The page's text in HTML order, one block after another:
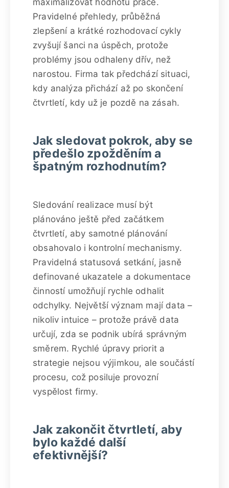
maximalizovat hodnotu práce.
Pravidelné přehledy, průběžná
zlepšení a krátké rozhodovací cykly
zvyšují šanci na úspěch, protože
problémy jsou odhaleny dřív, než
narostou. Firma tak předchází situaci,
kdy analýza přichází až po skončení
čtvrtletí, kdy už je pozdě na zásah.
Jak sledovat pokrok, aby se
předešlo zpožděním a
špatným rozhodnutím?
Sledování realizace musí být
plánováno ještě před začátkem
čtvrtletí, aby samotné plánování
obsahovalo i kontrolní mechanismy.
Pravidelná statusová setkání, jasně
definované ukazatele a dokumentace
činností umožňují rychle odhalit
odchylky. Největší význam mají data –
nikoliv intuice – protože právě data
určují, zda se podnik ubírá správným
směrem. Rychlé úpravy priorit a
strategie nejsou výjimkou, ale součástí
procesu, což posiluje provozní
vyspělost firmy.
Jak zakončit čtvrtletí, aby
bylo každé další
efektivnější?